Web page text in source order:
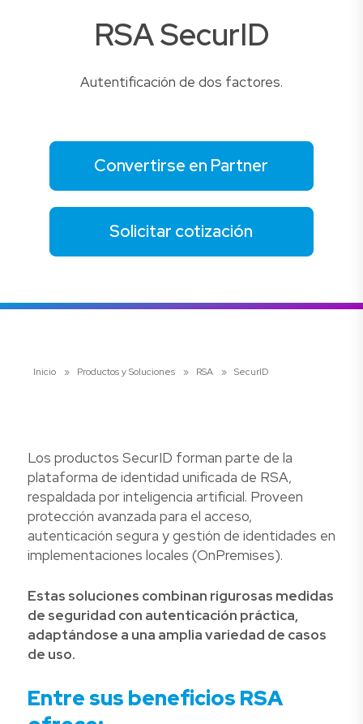
RSA SecurID
Autentificación de dos factores.
Convertirse en Partner
Solicitar cotización
Inicio » Productos y Soluciones » RSA » SecurID
Los productos SecurID forman parte de la
plataforma de identidad unificada de RSA,
respaldada por inteligencia artificial. Proveen
protección avanzada para el acceso,
autenticación segura y gestión de identidades en
implementaciones locales (OnPremises).
Estas soluciones combinan rigurosas medidas
de seguridad con autenticación práctica,
adaptándose a una amplia variedad de casos
de uso.
Entre sus beneficios RSA